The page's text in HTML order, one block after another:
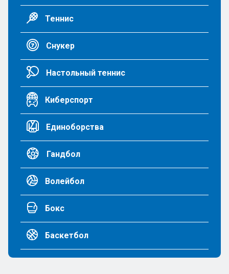
Теннис
Снукер
Настольный теннис
Киберспорт
Единоборства
Гандбол
Волейбол
Бокс
Баскетбол